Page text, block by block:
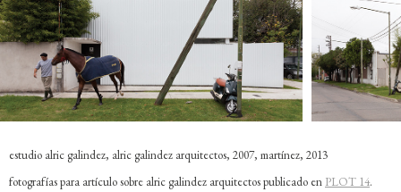
estudio alric galindez, alric galindez arquitectos, 2007, martínez, 2013
fotografías para artículo sobre alric galindez arquitectos publicado en PLOT 14.